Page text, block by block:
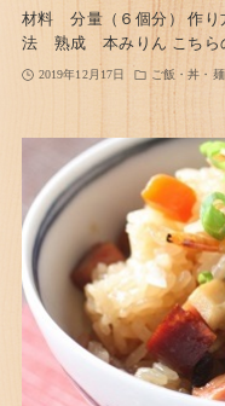
材料 分量（６個分） 作り
法 熟成 本みりん こちら
2019年12月17日 ご飯・丼・